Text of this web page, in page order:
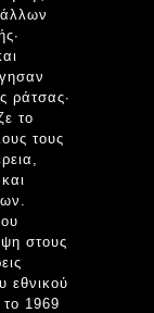
άλλων
ράτσας∙
το
τους
στους
εθνικού
1969